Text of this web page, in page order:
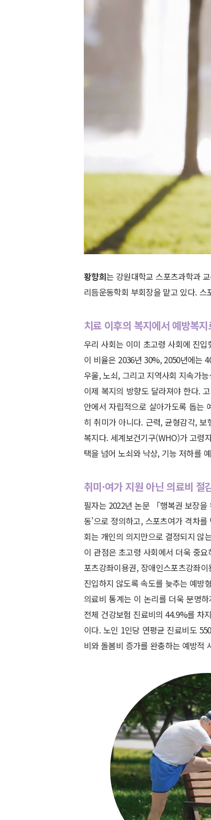
황향희는 강원대학교 스포츠과학과
리듬운동학회 부회장을 맡고 있다.
치료 이후의 복지에서 예방복지
우리 사회는 이미 초고령 사회에 진
이 비율은 2036년 30%, 2050년에는
우울, 노쇠, 그리고 지역사회 지속가
이제 복지의 방향도 달라져야 한다.
안에서 자립적으로 살아가도록 돕는
히 취미가 아니다. 근력, 균형감각,
복지다. 세계보건기구(WHO)가 고령
택을 넘어 노쇠와 낙상, 기능 저하를
취미·여가 지원 아닌 의료비 절
필자는 2022년 논문 「행복권 보장
동’으로 정의하고, 스포츠여가 격차
회는 개인의 의지만으로 결정되지 않
이 관점은 초고령 사회에서 더욱 중
포츠강좌이용권, 장애인스포츠강좌
진입하지 않도록 속도를 늦추는 예방
의료비 통계는 이 논리를 더욱 분명
전체 건강보험 진료비의 44.9%를 차
이다. 노인 1인당 연평균 진료비도
비와 돌봄비 증가를 완충하는 예방적